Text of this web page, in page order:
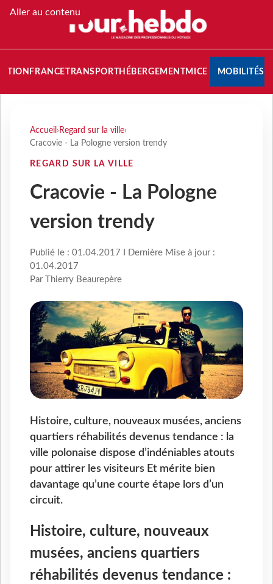
Aller au contenu
FRANCETRANSPORT HÉBERGEMENTMICE MOBILITÉS
Accueil › Regard sur la ville›
Cracovie - La Pologne version trendy
REGARD SUR LA VILLE
Cracovie - La Pologne
version trendy
Publié le : 01.04.2017 I Dernière Mise à jour :
01.04.2017
Par Thierry Beaurepère
Histoire, culture, nouveaux musées, anciens
quartiers réhabilités devenus tendance : la
ville polonaise dispose d’indéniables atouts
pour attirer les visiteurs Et mérite bien
davantage qu’une courte étape lors d’un
circuit.
Histoire, culture, nouveaux
musées, anciens quartiers
réhabilités devenus tendance :